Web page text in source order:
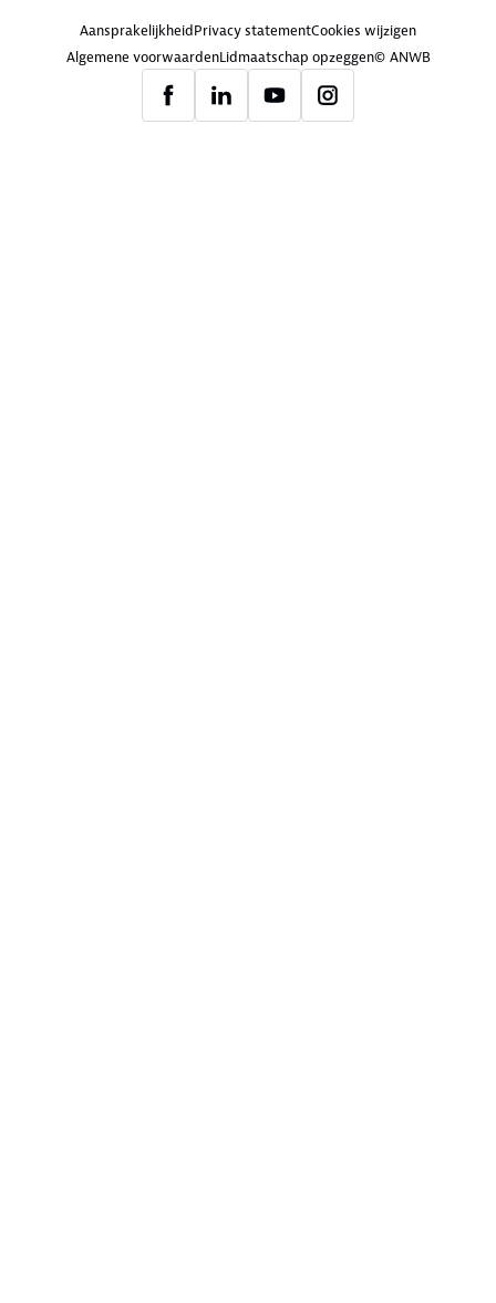
AansprakelijkheidPrivacy statementCookies wijzigen
Algemene voorwaardenLidmaatschap opzeggen© ANWB